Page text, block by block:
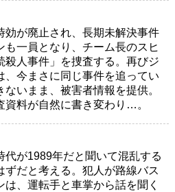
効が廃止され、長期未解決事件
一員となり、チーム長のスヒ
殺人事件」を捜査する。再びジ
、今まさに同じ事件を追ってい
いまま、被害者情報を提供。
資料が自然に書き変わり…。
代が1989年だと聞いて混乱する
ずだと考える。犯人が路線バス
、運転手と車掌から話を聞く